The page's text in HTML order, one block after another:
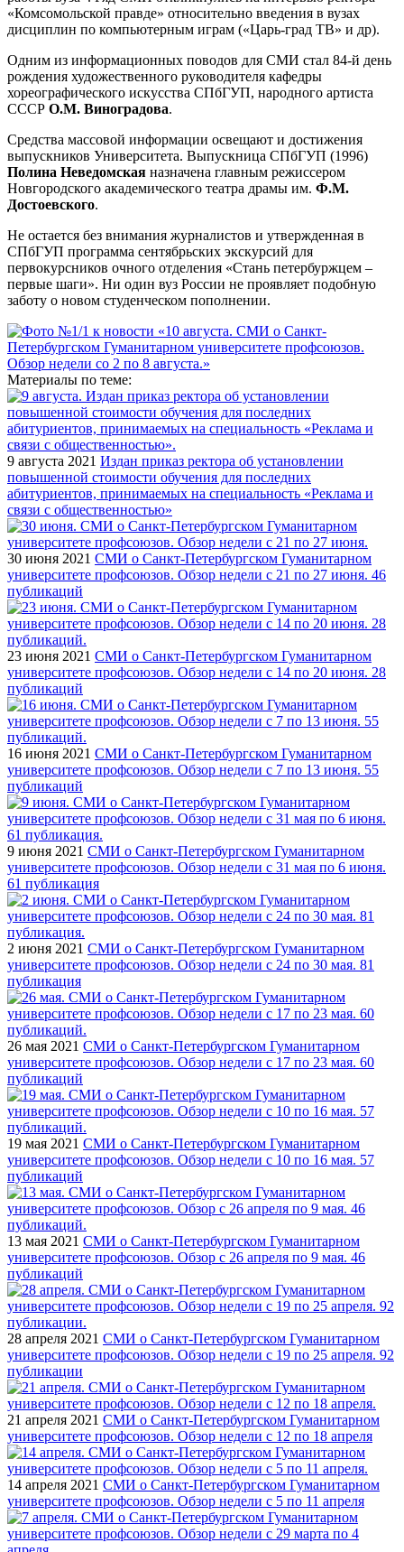
«Комсомольской правде» относительно введения в вузах
дисциплин по компьютерным играм («Царь-град ТВ» и др).
Одним из информационных поводов для СМИ стал 84-й день
рождения художественного руководителя кафедры
хореографического искусства СПбГУП, народного артиста
СССР О.М. Виноградова.
Средства массовой информации освещают и достижения
выпускников Университета. Выпускница СПбГУП (1996)
Полина Неведомская назначена главным режиссером
Новгородского академического театра драмы им. Ф.М.
Достоевского.
Не остается без внимания журналистов и утвержденная в
СПбГУП программа сентябрьских экскурсий для
первокурсников очного отделения «Стань петербуржцем –
первые шаги». Ни один вуз России не проявляет подобную
заботу о новом студенческом пополнении.
Материалы по теме:
9 августа 2021 Издан приказ ректора об установлении
повышенной стоимости обучения для последних
абитуриентов, принимаемых на специальность «Реклама и
связи с общественностью»
30 июня 2021 СМИ о Санкт-Петербургском Гуманитарном
университете профсоюзов. Обзор недели с 21 по 27 июня. 46
публикаций
23 июня 2021 СМИ о Санкт-Петербургском Гуманитарном
университете профсоюзов. Обзор недели с 14 по 20 июня. 28
публикаций
16 июня 2021 СМИ о Санкт-Петербургском Гуманитарном
университете профсоюзов. Обзор недели с 7 по 13 июня. 55
публикаций
9 июня 2021 СМИ о Санкт-Петербургском Гуманитарном
университете профсоюзов. Обзор недели с 31 мая по 6 июня.
61 публикация
2 июня 2021 СМИ о Санкт-Петербургском Гуманитарном
университете профсоюзов. Обзор недели с 24 по 30 мая. 81
публикация
26 мая 2021 СМИ о Санкт-Петербургском Гуманитарном
университете профсоюзов. Обзор недели с 17 по 23 мая. 60
публикаций
19 мая 2021 СМИ о Санкт-Петербургском Гуманитарном
университете профсоюзов. Обзор недели с 10 по 16 мая. 57
публикаций
13 мая 2021 СМИ о Санкт-Петербургском Гуманитарном
университете профсоюзов. Обзор с 26 апреля по 9 мая. 46
публикаций
28 апреля 2021 СМИ о Санкт-Петербургском Гуманитарном
университете профсоюзов. Обзор недели с 19 по 25 апреля. 92
публикации
21 апреля 2021 СМИ о Санкт-Петербургском Гуманитарном
университете профсоюзов. Обзор недели с 12 по 18 апреля
14 апреля 2021 СМИ о Санкт-Петербургском Гуманитарном
университете профсоюзов. Обзор недели с 5 по 11 апреля